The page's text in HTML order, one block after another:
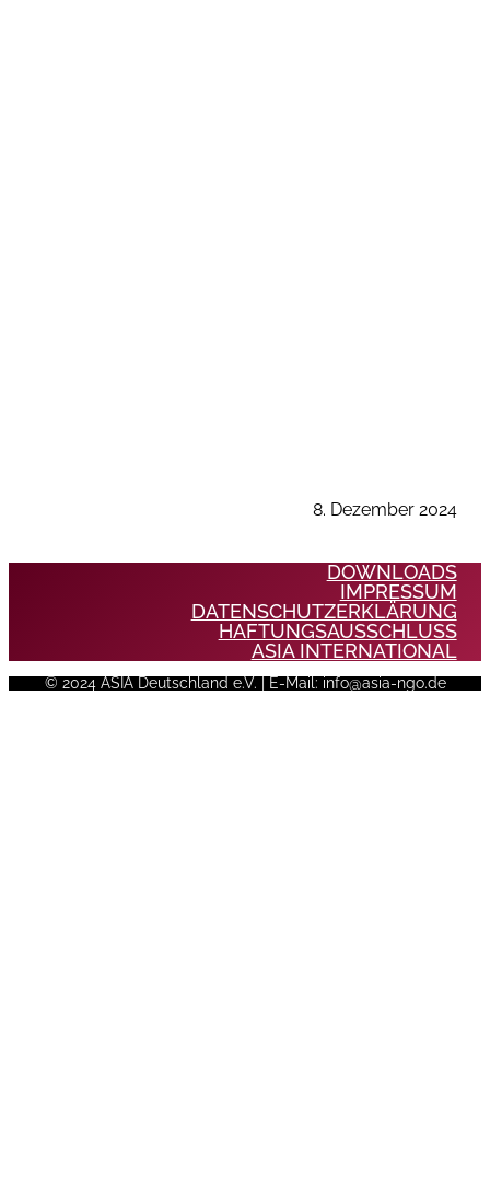
8. Dezember 2024
DOWNLOADS
IMPRESSUM
DATENSCHUTZERKLÄRUNG
HAFTUNGSAUSSCHLUSS
ASIA INTERNATIONAL
© 2024 ASIA Deutschland e.V. | E-Mail: info@asia-ngo.de